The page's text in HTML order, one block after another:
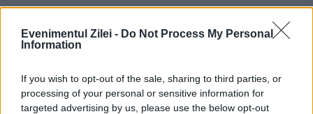
Evenimentul Zilei - Do Not Process My Personal
Information
If you wish to opt-out of the sale, sharing to third parties, or
processing of your personal or sensitive information for
targeted advertising by us, please use the below opt-out
off